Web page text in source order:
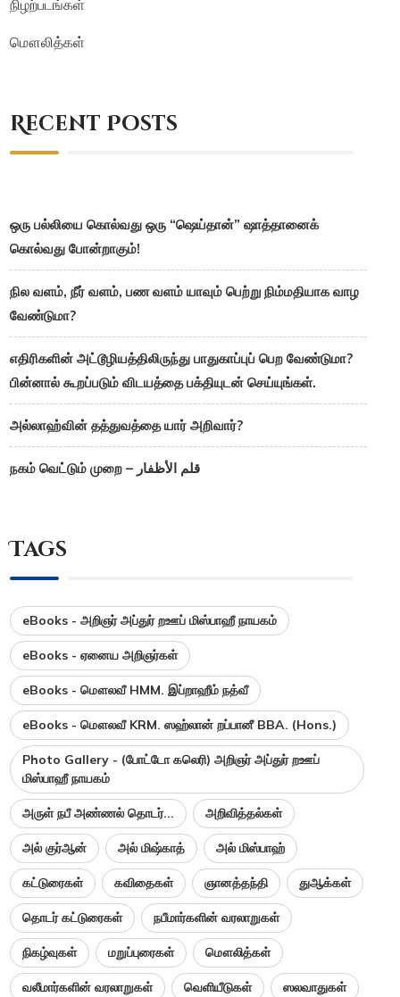
நிழற்படங்கள்
மௌலித்கள்
Recent Posts
ஒரு பல்லியை கொல்வது ஒரு “ஷெய்தான்” ஷாத்தானைக்
கொல்வது போன்றாகும்!
நில வளம், நீர் வளம், பண வளம் யாவும் பெற்று நிம்மதியாக வாழ
வேண்டுமா?
எதிரிகளின் அட்டூழியத்திலிருந்து பாதுகாப்புப் பெற வேண்டுமா?
பின்னால் கூறப்படும் விடயத்தை பக்தியுடன் செய்யுங்கள்.
அல்லாஹ்வின் தத்துவத்தை யார் அறிவார்?
நகம் வெட்டும் முறை – قلم الأظفار
Tags
eBooks - அறிஞர் அப்துர் றஊப் மிஸ்பாஹீ நாயகம்
eBooks - ஏனைய அறிஞர்கள்
eBooks - மௌலவீ HMM. இப்றாஹீம் நத்வீ
eBooks - மௌலவீ KRM. ஸஹ்லான் றப்பானீ BBA. (Hons.)
Photo Gallery - (போட்டோ கலெரி) அறிஞர் அப்துர் றஊப்
மிஸ்பாஹீ நாயகம்
அருள் நபீ அண்ணல் தொடர்... அறிவித்தல்கள்
அல் குர்ஆன் அல் மிஷ்காத் அல் மிஸ்பாஹ்
கட்டுரைகள் கவிதைகள் ஞானத்தந்தி துஆக்கள்
தொடர் கட்டுரைகள் நபீமார்களின் வரலாறுகள்
நிகழ்வுகள் மறுப்புரைகள் மௌலித்கள்
வலீமார்களின் வரலாறுகள் வெளியீடுகள் ஸலவாதுகள்